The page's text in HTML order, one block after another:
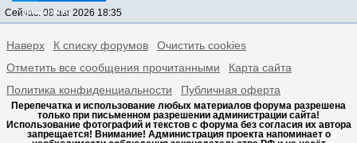
sptovarov.ru
Сейчас: 08 авг 2026 18:35
Наверх К списку форумов
Очистить cookies
Отметить все сообщения прочитанными
Карта сайта
Политика конфиденциальности
Публичная оферта